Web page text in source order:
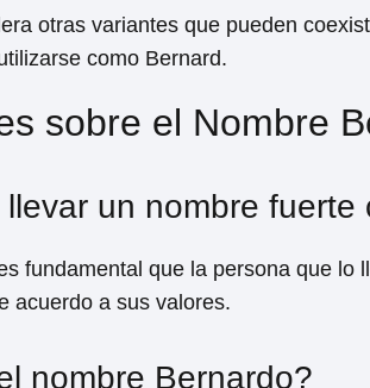
otras variantes que pueden
como Bernard.
sobre el Nombre
un nombre fuerte
fundamental que la persona que lo
acuerdo a sus valores.
nombre Bernardo?